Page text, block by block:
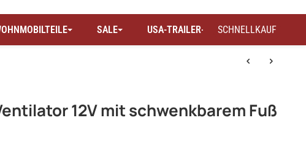
SALE USA-TRAILER-WOHNMOBILTEILE
SCHNELLKAUF
12V mit schwenkbarem Fuß